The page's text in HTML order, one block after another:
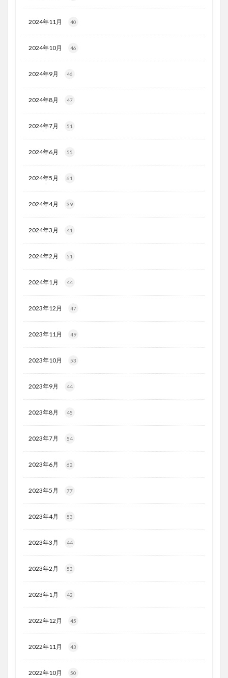
2024年11月 40
2024年10月 46
2024年9月 46
2024年8月 47
2024年7月 51
2024年6月 55
2024年5月 61
2024年4月 39
2024年3月 41
2024年2月 51
2024年1月 44
2023年12月 47
2023年11月 49
2023年10月 53
2023年9月 44
2023年8月 45
2023年7月 54
2023年6月 62
2023年5月 77
2023年4月 53
2023年3月 44
2023年2月 53
2023年1月 42
2022年12月 45
2022年11月 43
2022年10月 50